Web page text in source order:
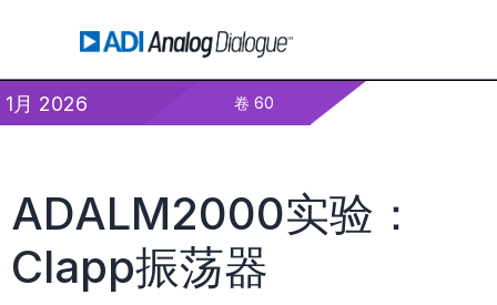
1月 2026 卷 60
ADALM2000实验：
Clapp振荡器